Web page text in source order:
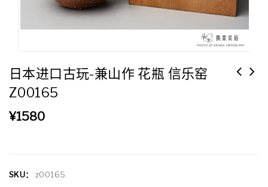
日本进口古玩-兼山作 花瓶 信乐窑
Z00165
¥1580
SKU： z00165